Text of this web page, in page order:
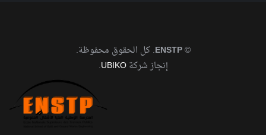
©
ENSTP. كل الحقوق محفوظة.
إنجاز شركةUBIKO
.